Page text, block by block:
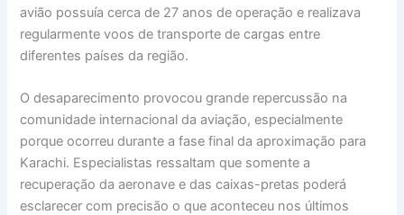
avião possuía cerca de 27 anos de operação e realizava
regularmente voos de transporte de cargas entre
diferentes países da região.
O desaparecimento provocou grande repercussão na
comunidade internacional da aviação, especialmente
porque ocorreu durante a fase final da aproximação para
Karachi. Especialistas ressaltam que somente a
recuperação da aeronave e das caixas-pretas poderá
esclarecer com precisão o que aconteceu nos últimos